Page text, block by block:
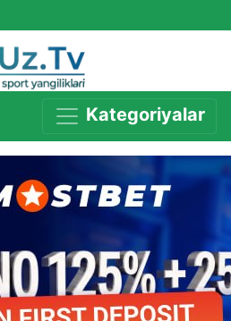
Kategoriyalar